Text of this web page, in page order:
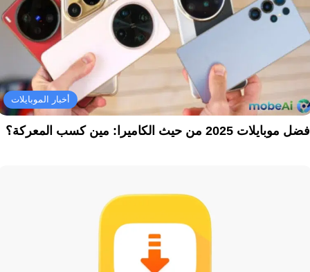
أخبار الموبايلات
موبايلات 2025 من حيث الكاميرا: مين كسب المعركة؟